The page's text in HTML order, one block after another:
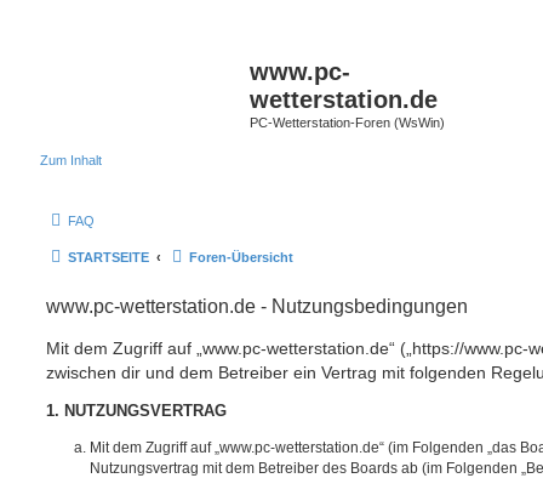
www.pc-
wetterstation.de
PC-Wetterstation-Foren (WsWin)
Zum Inhalt
FAQ
STARTSEITE Foren-Übersicht
www.pc-wetterstation.de - Nutzungsbedingungen
Mit dem Zugriff auf „www.pc-wetterstation.de“ („https://www.pc-
zwischen dir und dem Betreiber ein Vertrag mit folgenden
1. NUTZUNGSVERTRAG
Mit dem Zugriff auf „www.pc-wetterstation.de“ (im Folgenden „das
Nutzungsvertrag mit dem Betreiber des Boards ab (im Folgenden